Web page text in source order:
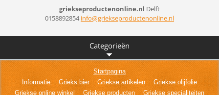
griekseproductenonline.nl Delft
0158892854info@griekseproductenonline.nl
Categorieën
Startpagina
Informatie
Grieks bier Griekse artikelen
Griekse olijfolie
Griekse online winkel
Griekse producten
Griekse specialiteiten